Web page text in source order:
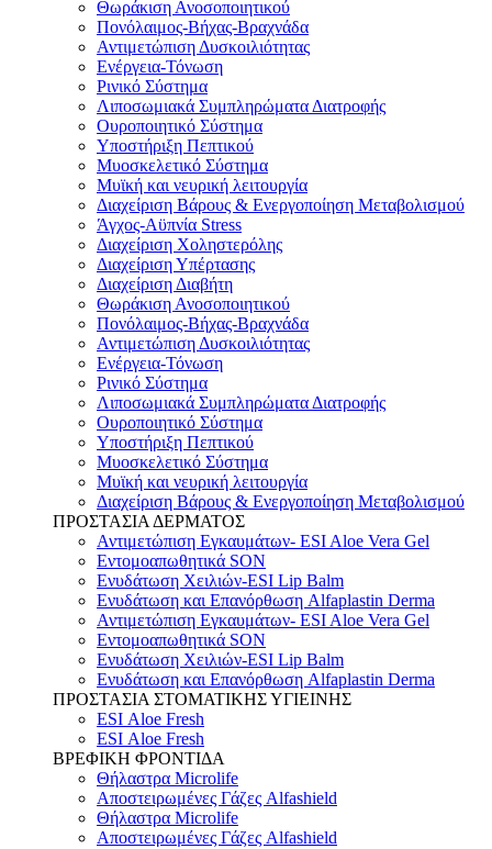
Θωράκιση Ανοσοποιητικού
Πονόλαιμος-Βήχας-Βραχνάδα
Αντιμετώπιση Δυσκοιλιότητας
Eνέργεια-Τόνωση
Ρινικό Σύστημα
Λιποσωμιακά Συμπληρώματα Διατροφής
Ουροποιητικό Σύστημα
Υποστήριξη Πεπτικού
Μυοσκελετικό Σύστημα
Μυϊκή και νευρική λειτουργία
Διαχείριση Βάρους & Ενεργοποίηση Μεταβολισμού
Άγχος-Αϋπνία Stress
Διαχείριση Χοληστερόλης
Διαχείριση Υπέρτασης
Διαχείριση Διαβήτη
Θωράκιση Ανοσοποιητικού
Πονόλαιμος-Βήχας-Βραχνάδα
Αντιμετώπιση Δυσκοιλιότητας
Eνέργεια-Τόνωση
Ρινικό Σύστημα
Λιποσωμιακά Συμπληρώματα Διατροφής
Ουροποιητικό Σύστημα
Υποστήριξη Πεπτικού
Μυοσκελετικό Σύστημα
Μυϊκή και νευρική λειτουργία
Διαχείριση Βάρους & Ενεργοποίηση Μεταβολισμού
ΠΡΟΣΤΑΣΙΑ ΔΕΡΜΑΤΟΣ
Αντιμετώπιση Εγκαυμάτων- ESI Aloe Vera Gel
Εντομοαπωθητικά SON
Ενυδάτωση Χειλιών-ESI Lip Balm
Ενυδάτωση και Επανόρθωση Alfaplastin Derma
Αντιμετώπιση Εγκαυμάτων- ESI Aloe Vera Gel
Εντομοαπωθητικά SON
Ενυδάτωση Χειλιών-ESI Lip Balm
Ενυδάτωση και Επανόρθωση Alfaplastin Derma
ΠΡΟΣΤΑΣΙΑ ΣΤΟΜΑΤΙΚΗΣ ΥΓΙΕΙΝΗΣ
ESI Αloe Fresh
ESI Αloe Fresh
ΒΡΕΦΙΚΗ ΦΡΟΝΤΙΔΑ
Θήλαστρα Microlife
Αποστειρωμένες Γάζες Alfashield
Θήλαστρα Microlife
Αποστειρωμένες Γάζες Alfashield